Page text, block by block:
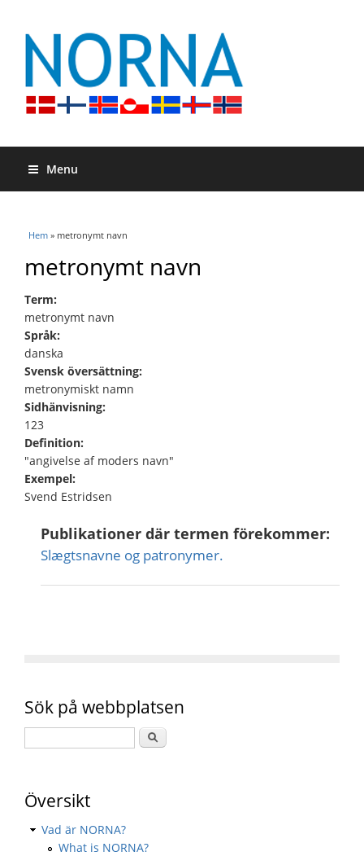
Menu
Du är här
Hem » metronymt navn
metronymt navn
Term:
metronymt navn
Språk:
danska
Svensk översättning:
metronymiskt namn
Sidhänvisning:
123
Definition:
"angivelse af moders navn"
Exempel:
Svend Estridsen
Publikationer där termen förekommer:
Slægtsnavne og patronymer.
Sök på webbplatsen
Översikt
Vad är NORNA?
What is NORNA?